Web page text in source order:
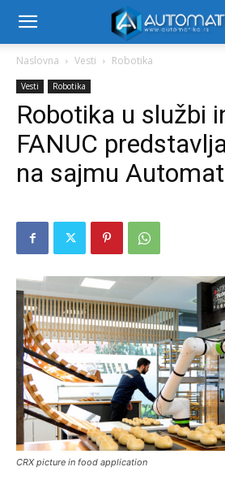
Naslovna Vesti Robotika
Vesti Robotika
Robotika u službi
FANUC
na sajmu
CRX picture in food application